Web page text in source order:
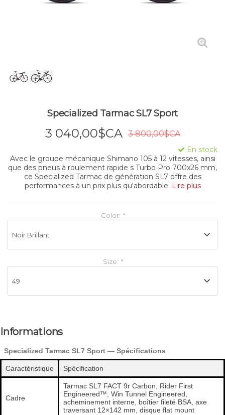
Specialized Tarmac SL7 Sport
3 040,00$CA 3 800,00$CA
En stock
Avec le groupe mécanique Shimano 105 à 12 vitesses, ainsi
que des pneus à roulement rapide s Turbo Pro 700x26 mm,
ce Specialized Tarmac de génération SL7 offre des
performances à un prix plus qu'abordable. Lire plus
Color: *
Size: *
Informations
Specialized Tarmac SL7 Sport — Spécifications
Caractéristique Spécification
Cadre
Tarmac SL7 FACT 9r Carbon, Rider First
Engineered™, Win Tunnel Engineered,
acheminement interne, boîtier fileté BSA, axe
traversant 12×142 mm, disque flat mount